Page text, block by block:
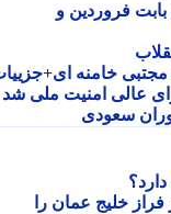
فروردین و
خامنه ای+جزییات
امنیت ملی شد
سعودی
خلیج عمان را